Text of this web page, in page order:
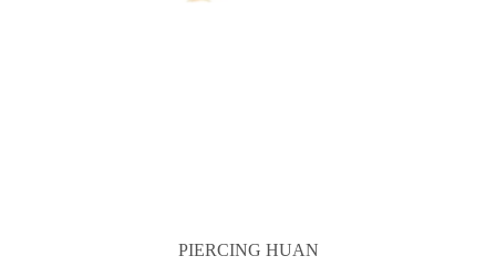
PIERCING HUAN